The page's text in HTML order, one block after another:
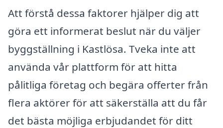
Att förstå dessa faktorer hjälper dig att
göra ett informerat beslut när du väljer
byggställning i Kastlösa. Tveka inte att
använda vår plattform för att hitta
pålitliga företag och begära offerter från
flera aktörer för att säkerställa att du får
det bästa möjliga erbjudandet för ditt